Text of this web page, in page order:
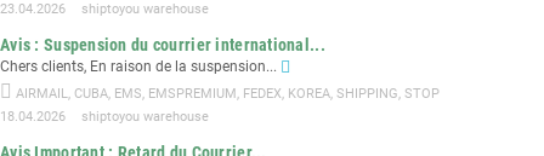
23.04.2026
shiptoyou warehouse
Avis : Suspension du courrier international...
Chers clients, En raison de la suspension...
AIRMAIL, CUBA, EMS, EMSPREMIUM , FEDEX, KOREA, SHIPPING, STOP
18.04.2026
shiptoyou warehouse